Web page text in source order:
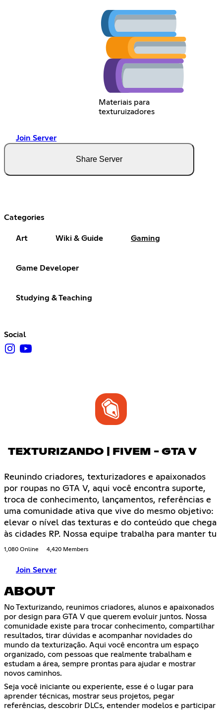
Materiais para
texturuizadores
Join Server
Share Server
Categories
Art Wiki & Guide Gaming
Game Developer
Studying & Teaching
Social
TEXTURIZANDO | FIVEM - GTA V
Reunindo criadores, texturizadores e apaixonados
por roupas no GTA V, aqui você encontra suporte,
troca de conhecimento, lançamentos, referências e
uma comunidade ativa que vive do mesmo objetivo:
elevar o nível das texturas e do conteúdo que chega
às cidades RP. Nossa equipe trabalha para manter tu
1,080 Online 4,420 Members
Join Server
ABOUT
No Texturizando, reunimos criadores, alunos e apaixonados
por design para GTA V que querem evoluir juntos. Nossa
comunidade existe para trocar conhecimento, compartilhar
resultados, tirar dúvidas e acompanhar novidades do
mundo da texturização. Aqui você encontra um espaço
organizado, com pessoas que realmente trabalham e
estudam a área, sempre prontas para ajudar e mostrar
novos caminhos.
Seja você iniciante ou experiente, esse é o lugar para
aprender técnicas, mostrar seus projetos, pegar
referências, descobrir DLCs, entender modelos e participar